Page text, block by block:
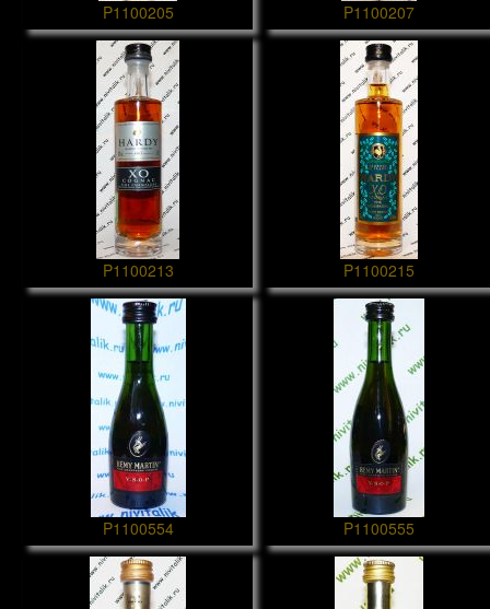
P1100205 P1100207
P1100213 P1100215
P1100554 P1100555